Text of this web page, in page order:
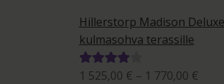
Hillerstorp Madison
kulmasohva terassille
Arvostelu
1 525,00 € – 1 770,00 €